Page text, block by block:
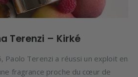
Terenzi – Kirké
Paolo Terenzi a réussi un exploit en
fragrance proche du cœur de